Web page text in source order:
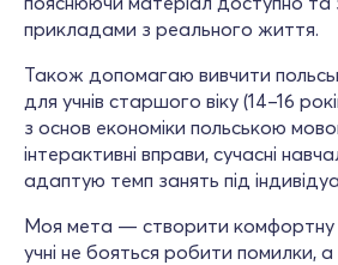
прикладами з реального життя.
Також допомагаю вивчити
для учнів старшого віку (14–16
з основ економіки польською
інтерактивні вправи, сучасні
адаптую темп занять під
Моя мета — створити комфортну
учні не бояться робити помилки,